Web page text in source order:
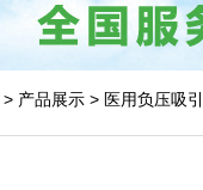
> 产品展示 > 医用负压吸